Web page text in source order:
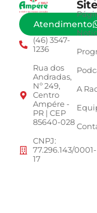
Atendimento
(46) 3547-
1236
Rua dos
Andradas,
Nº 249,
Centro
Ampére -
PR | CEP
85640-028
CNPJ:
77.296.143/0001-
17
Site
A